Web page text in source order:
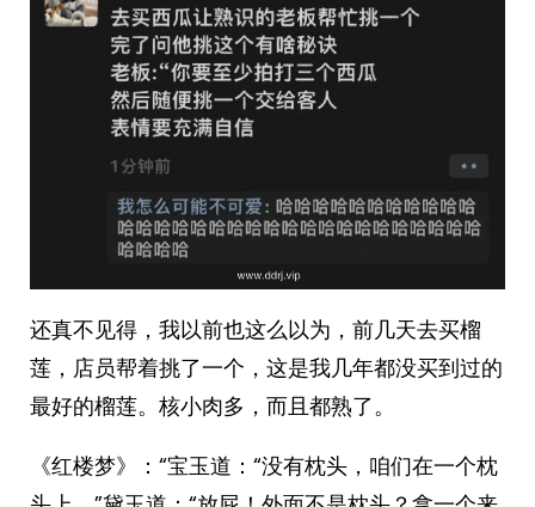
还真不见得，我以前也这么以为，前几天去买榴
莲，店员帮着挑了一个，这是我几年都没买到过的
最好的榴莲。核小肉多，而且都熟了。
《红楼梦》：“宝玉道：“没有枕头，咱们在一个枕